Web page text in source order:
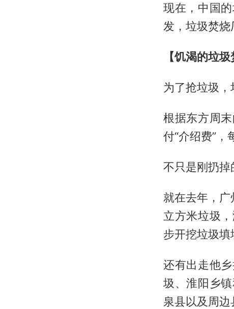
现在，中国
发，垃圾焚烧
【饥渴的垃圾
为了抢垃圾，
根据东方周
付“介绍费”，
不只是刚扔掉
就在去年，
立方米垃圾
步开挖垃圾填
还有出走他
圾、淮阳乡
泉县以及周边